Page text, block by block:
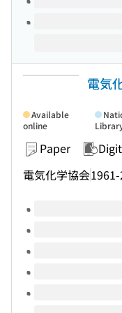
電気
Paper
電気化学協会
Available
online
Volumes of this title